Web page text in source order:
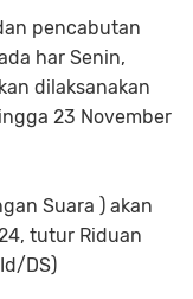
pencabutan
har Senin,
dilaksanakan
23 November
Suara ) akan
tutur Riduan
DS)